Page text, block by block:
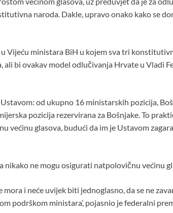
naroda. Dakle, upravo onako kako se
Vijeću ministara BiH u kojem sva tri
bi ovakav model odlučivanja Hrvate u Vladi
od ukupno 16 ministarskih pozicija,
pozicija rezervirana za Bošnjake. To
većinu glasova, budući da im je Ustavom
ne mogu osigurati natpolovičnu većinu
i neće uvijek biti jednoglasno, da se ne
podrškom ministara’, pojasnio je federalni